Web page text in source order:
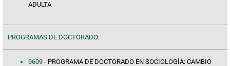
ADULTA
PROGRAMAS DE DOCTORADO:
9609 - PROGRAMA DE DOCTORADO EN SOCIOLOGÍA: CAMBIO